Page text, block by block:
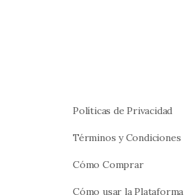
Políticas de Privacidad
Términos y Condiciones
Cómo Comprar
Cómo usar la Plataforma